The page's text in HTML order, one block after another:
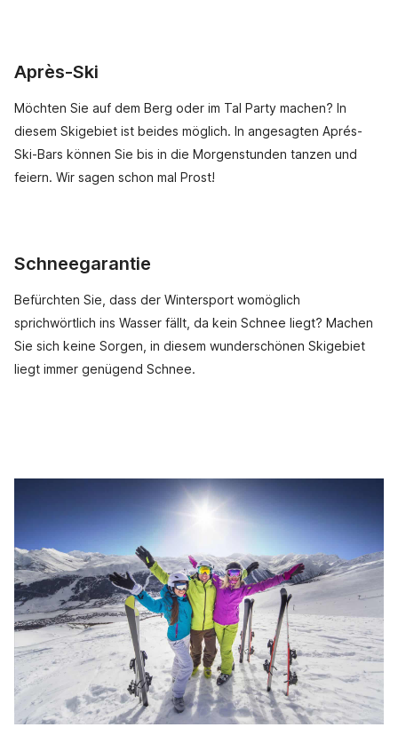
Après-Ski
Möchten Sie auf dem Berg oder im Tal Party machen? In
diesem Skigebiet ist beides möglich. In angesagten Aprés-
Ski-Bars können Sie bis in die Morgenstunden tanzen und
feiern. Wir sagen schon mal Prost!
Schneegarantie
Befürchten Sie, dass der Wintersport womöglich
sprichwörtlich ins Wasser fällt, da kein Schnee liegt? Machen
Sie sich keine Sorgen, in diesem wunderschönen Skigebiet
liegt immer genügend Schnee.